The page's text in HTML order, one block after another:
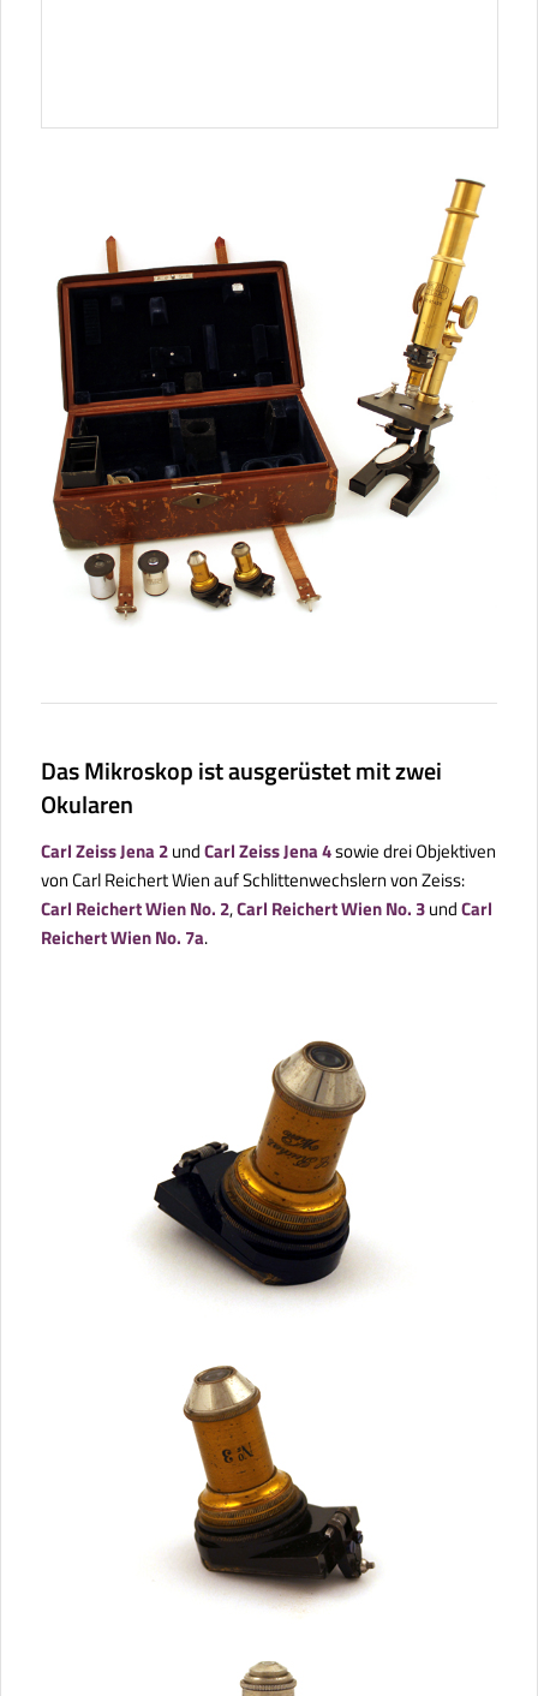
Das Mikroskop ist ausgerüstet mit zwei
Okularen
Carl Zeiss Jena 2undCarl Zeiss Jena 4sowie drei Objektiven
von Carl Reichert Wien auf Schlittenwechslern von Zeiss:
Carl Reichert Wien No. 2,Carl Reichert Wien No. 3undCarl
Reichert Wien No. 7a.